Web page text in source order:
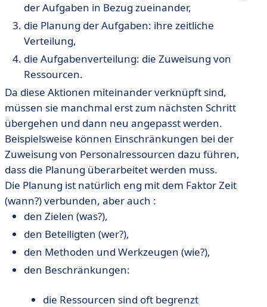
der Aufgaben in Bezug zueinander,
die Planung der Aufgaben: ihre zeitliche
Verteilung,
die Aufgabenverteilung: die Zuweisung von
Ressourcen.
Da diese Aktionen miteinander verknüpft sind,
müssen sie manchmal erst zum nächsten Schritt
übergehen und dann neu angepasst werden.
Beispielsweise können Einschränkungen bei der
Zuweisung von Personalressourcen dazu führen,
dass die Planung überarbeitet werden muss.
Die Planung ist natürlich eng mit dem Faktor Zeit
(wann?) verbunden, aber auch :
den Zielen (was?),
den Beteiligten (wer?),
den Methoden und Werkzeugen (wie?),
den Beschränkungen:
die Ressourcen sind oft begrenzt